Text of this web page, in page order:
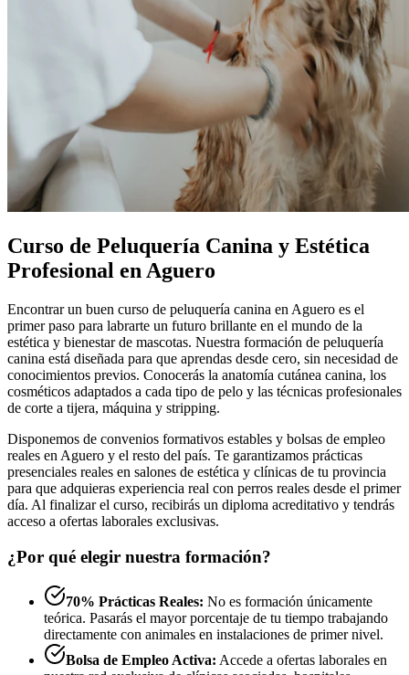
Curso de Peluquería Canina y Estética
Profesional en Aguero
Encontrar un buen curso de peluquería canina en Aguero es el
primer paso para labrarte un futuro brillante en el mundo de la
estética y bienestar de mascotas. Nuestra formación de peluquería
canina está diseñada para que aprendas desde cero, sin necesidad de
conocimientos previos. Conocerás la anatomía cutánea canina, los
cosméticos adaptados a cada tipo de pelo y las técnicas profesionales
de corte a tijera, máquina y stripping.
Disponemos de convenios formativos estables y bolsas de empleo
reales en Aguero y el resto del país. Te garantizamos prácticas
presenciales reales en salones de estética y clínicas de tu provincia
para que adquieras experiencia real con perros reales desde el primer
día. Al finalizar el curso, recibirás un diploma acreditativo y tendrás
acceso a ofertas laborales exclusivas.
¿Por qué elegir nuestra formación?
70% Prácticas Reales: No es formación únicamente
teórica. Pasarás el mayor porcentaje de tu tiempo trabajando
directamente con animales en instalaciones de primer nivel.
Bolsa de Empleo Activa: Accede a ofertas laborales en